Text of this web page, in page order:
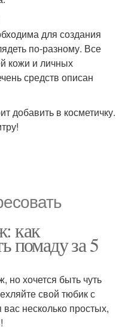
для создания
по-разному. Все
кожи и личных
средств описан
добавить в косметичку.
как
помаду за 5
но хочется быть чуть
свой тюбик с
несколько простых,